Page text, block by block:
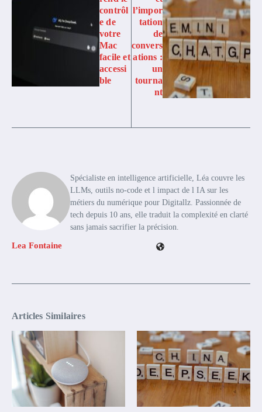
contrôl
e de
votre
Mac
facile et
accessi
ble
l’impor
tation
de
convers
ations :
un
tourna
nt
Lea Fontaine
Spécialiste en intelligence artificielle, Léa couvre les
LLMs, outils no-code et l impact de l IA sur les
métiers du numérique pour Digitallz. Passionnée de
tech depuis 10 ans, elle traduit la complexité en clarté
sans jamais sacrifier la précision.
Articles Similaires